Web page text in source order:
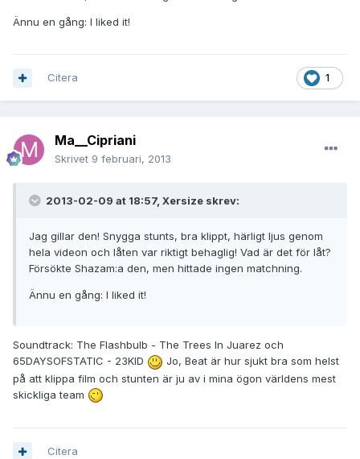
Ännu en gång: I liked it!
1
Citera
Ma__Cipriani
Skrivet 9 februari, 2013
2013-02-09 at 18:57, Xersize skrev:
Jag gillar den! Snygga stunts, bra klippt, härligt ljus genom
hela videon och låten var riktigt behaglig! Vad är det för låt?
Försökte Shazam:a den, men hittade ingen matchning.
Ännu en gång: I liked it!
Soundtrack: The Flashbulb - The Trees In Juarez och
65DAYSOFSTATIC - 23KID
Jo, Beat är hur sjukt bra som helst
på att klippa film och stunten är ju av i mina ögon världens mest
skickliga team
Citera